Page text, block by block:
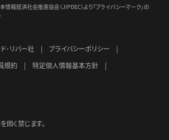
情報経済社会推進協会（JIPDEC）より 「プライバシーマーク」の
･リバー社
プライバシーポリシー
規約
特定個人情報基本方針
く禁じます。